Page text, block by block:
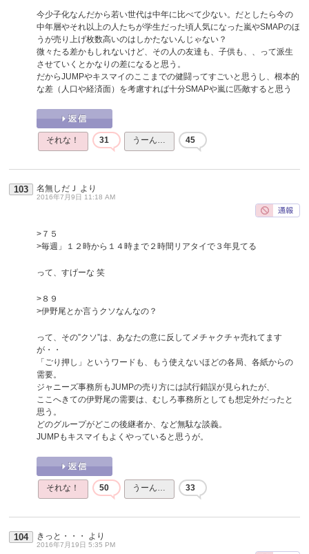
今少子化なんだから若い世代は中年に比べて少ない。だとしたら今の
中年層やそれ以上の人たちが学生だった頃人気になった嵐やSMAPのほ
うが売り上げ枚数高いのはしかたないんじゃない？
微々たる差かもしれないけど、その人の友達も、子供も、、って派生
させていくとかなりの差になると思う。
だからJUMPやキスマイのここまでの健闘ってすごいと思うし、根本的
な差（人口や経済面）を考慮すれば十分SMAPや嵐に匹敵すると思う
それな！ 31 うーん… 45
103 名無しだＪ より
2016年7月9日 11:18 AM
>７５
>毎週」１２時から１４時まで２時間リアタイで３年見てる
って、すげーな 笑
>８９
>伊野尾とか言うクソなんなの？
って、その”クソ”は、あなたの意に反してメチャクチャ売れてます
が・・
「ごり押し」というワードも、もう使えないほどの各局、各紙からの
需要。
ジャニーズ事務所もJUMPの売り方には試行錯誤が見られたが、
ここへきての伊野尾の需要は、むしろ事務所としても想定外だったと
思う。
どのグループがどこの後継者か、など無駄な談義。
JUMPもキスマイもよくやっていると思うが。
それな！ 50 うーん… 33
104 きっと・・・ より
2016年7月19日 5:35 PM